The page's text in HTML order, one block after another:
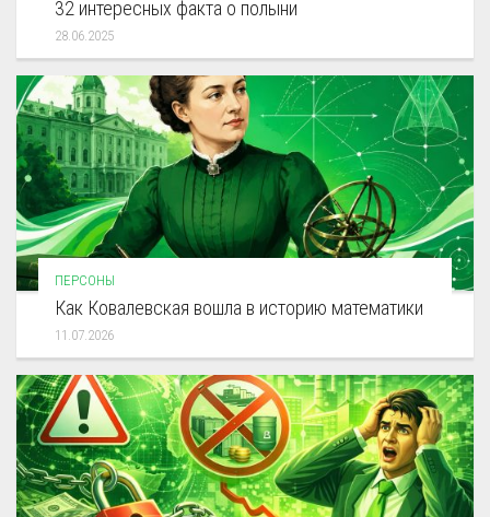
32 интересных факта о полыни
28.06.2025
ПЕРСОНЫ
Как Ковалевская вошла в историю математики
11.07.2026